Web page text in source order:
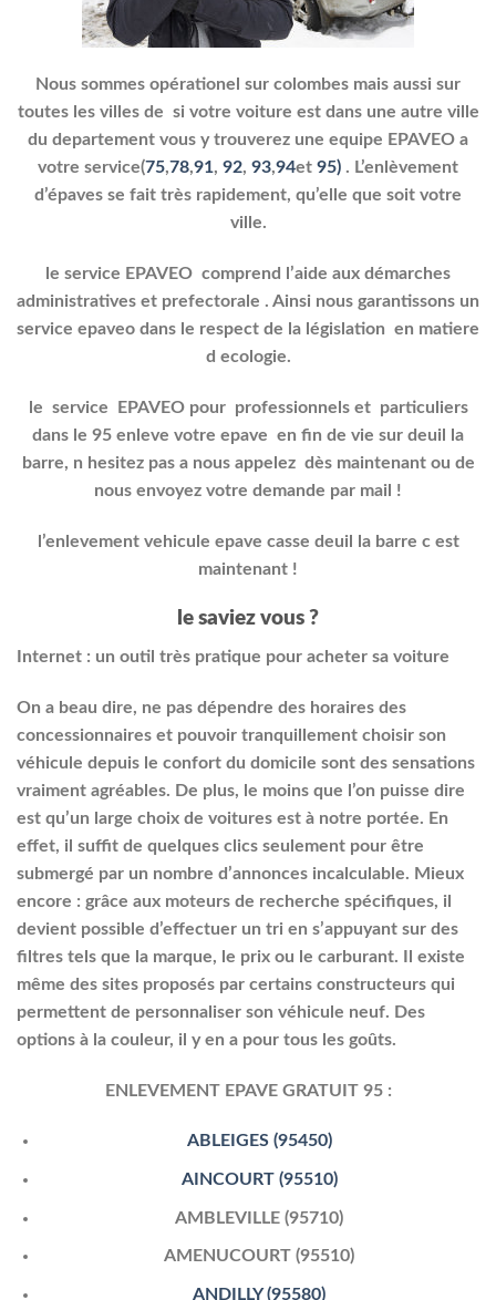
Nous sommes opérationel sur colombes mais aussi sur
toutes les villes de si votre voiture est dans une autre ville
du departement vous y trouverez une equipe EPAVEO a
votre service(75,78,91, 92, 93,94et 95) . L’enlèvement
d’épaves se fait très rapidement, qu’elle que soit votre
ville.
le service EPAVEO comprend l’aide aux démarches
administratives et prefectorale . Ainsi nous garantissons un
service epaveo dans le respect de la législation en matiere
d ecologie.
le service EPAVEO pour professionnels et particuliers
dans le 95 enleve votre epave en fin de vie sur deuil la
barre, n hesitez pas a nous appelez dès maintenant ou de
nous envoyez votre demande par mail !
l’enlevement vehicule epave casse deuil la barre c est
maintenant !
le saviez vous ?
Internet : un outil très pratique pour acheter sa voiture
On a beau dire, ne pas dépendre des horaires des
concessionnaires et pouvoir tranquillement choisir son
véhicule depuis le confort du domicile sont des sensations
vraiment agréables. De plus, le moins que l’on puisse dire
est qu’un large choix de voitures est à notre portée. En
effet, il suffit de quelques clics seulement pour être
submergé par un nombre d’annonces incalculable. Mieux
encore : grâce aux moteurs de recherche spécifiques, il
devient possible d’effectuer un tri en s’appuyant sur des
filtres tels que la marque, le prix ou le carburant. Il existe
même des sites proposés par certains constructeurs qui
permettent de personnaliser son véhicule neuf. Des
options à la couleur, il y en a pour tous les goûts.
ENLEVEMENT EPAVE GRATUIT 95 :
ABLEIGES (95450)
AINCOURT (95510)
AMBLEVILLE (95710)
AMENUCOURT (95510)
ANDILLY (95580)